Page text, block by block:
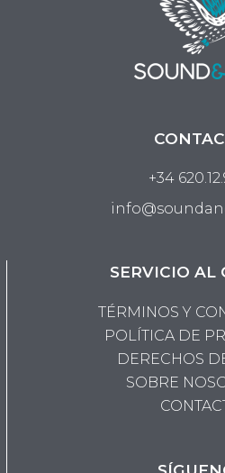
+34
SERVICIO AL
TÉRMINOS Y
POLÍTICA DE
DERECHOS
SOBRE